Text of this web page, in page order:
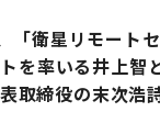
衛星リモート
を率いる井上智
取締役の末次